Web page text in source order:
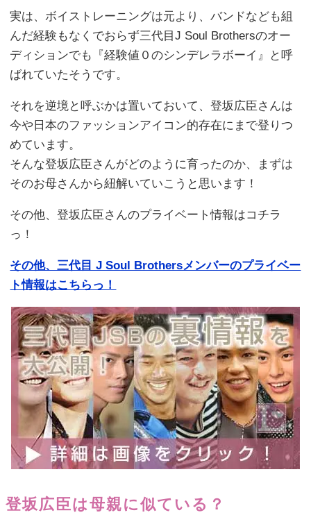
実は、ボイストレーニングは元より、バンドなども組
んだ経験もなくでおらず三代目J Soul Brothersのオー
ディションでも『経験値０のシンデレラボーイ』と呼
ばれていたそうです。
それを逆境と呼ぶかは置いておいて、登坂広臣さんは
今や日本のファッションアイコン的存在にまで登りつ
めています。
そんな登坂広臣さんがどのように育ったのか、まずは
そのお母さんから紐解いていこうと思います！
その他、登坂広臣さんのプライベート情報はコチラ
っ！
その他、三代目 J Soul Brothersメンバーのプライベー
ト情報はこちらっ！
登坂広臣は母親に似ている？